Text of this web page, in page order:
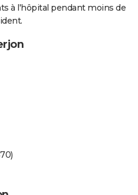
à l'hôpital pendant moins de